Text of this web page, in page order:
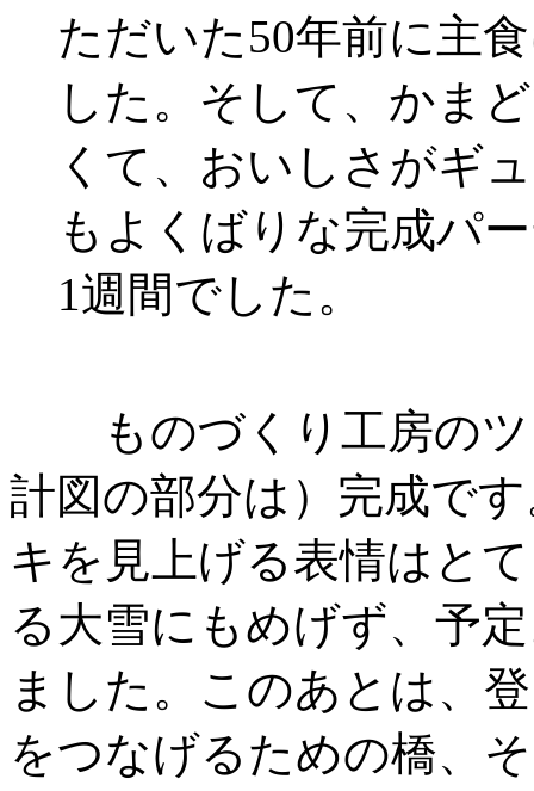
ただいた50年前に主
した。そして、かま
くて、おいしさがギ
もよくばりな完成パ
1週間でした。
ものづくり工房のツ
計図の部分は）完成で
キを見上げる表情はと
る大雪にもめげず、予
ました。このあとは、
をつなげるための橋、